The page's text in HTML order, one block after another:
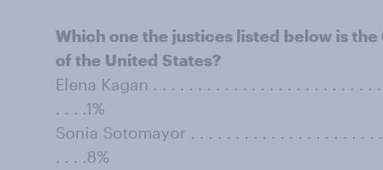
Which one the justices listed below is
of the United States?
Elena Kagan . . . . . . . . . . . . . . . . . . . . . . . . .
. . . .1%
Sonia Sotomayor . . . . . . . . . . . . . . . . . . . . .
. . . .8%